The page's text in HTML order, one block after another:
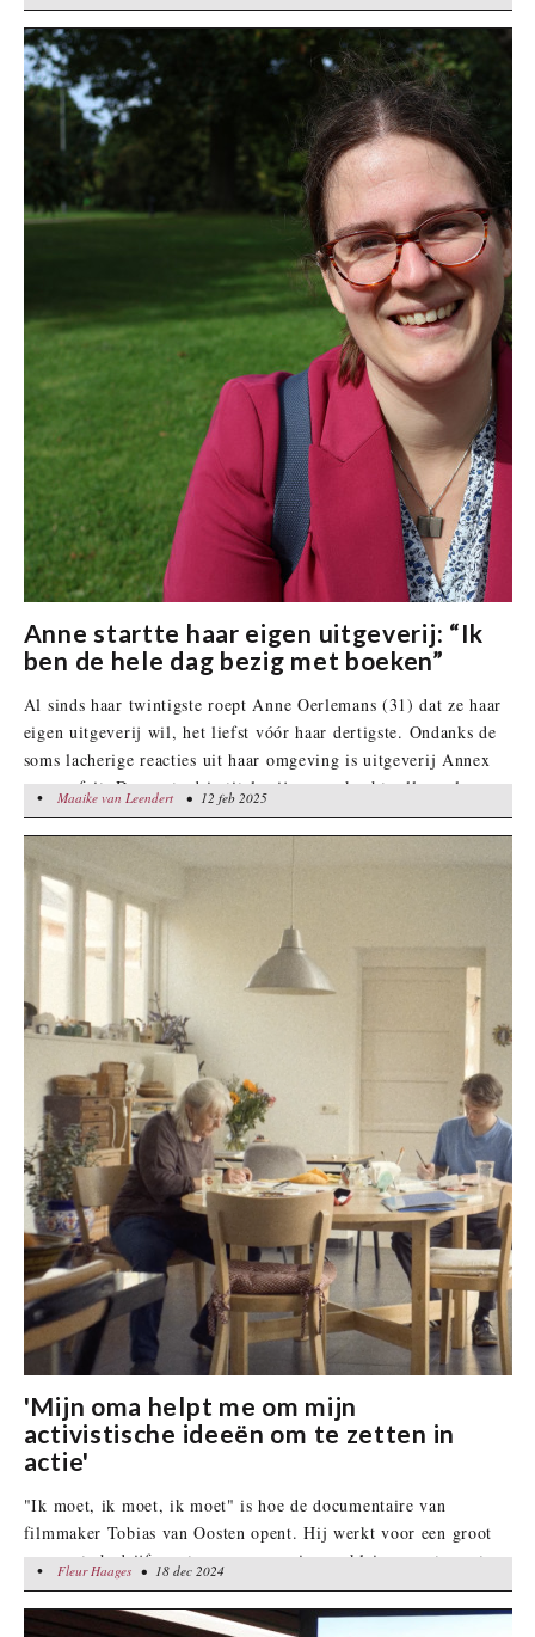
literaire salons en kunstenaarscollectieven.Miu Miu is een
Italiaans high-end modemerk en tevens het hippe zusje van
Prada. Vorige zomer organiseerde Miu Miu al Summer Reads-
pop ups in wereldsteden zoals New York en Seoul, waar gratis
boeken geselecteerd door niemand minder dan Miuccia Prada
zelf werden uitgedeeld. Lezen lijkt in de lift te zitten en
boekenclubs zijn hier geen uitzondering op. Ik belde met
Linda Massi—oprichter van de Difficult Women Book Club
(DWBC)—en Hannah Terry—chapter head in Den Haag—en
sprak over de oprichting van de feministische boekenclub, het
verlangen naar verbinding in de digitale wereld en de waarde
van een plek waar je vrijuit kunt praten.
Anne startte haar eigen uitgeverij: “Ik
ben de hele dag bezig met boeken”
Al sinds haar twintigste roept Anne Oerlemans (31) dat ze haar
eigen uitgeverij wil, het liefst vóór haar dertigste. Ondanks de
soms lacherige reacties uit haar omgeving is uitgeverij Annex
nu een feit. De eerste drie titels zijn aangekocht, allemaal van
vrouwelijke auteurs. “Ik
Maaike van Leendert• 12 feb 2025
•Maaike van Leendert • 12 feb 2025
'Mijn oma helpt me om mijn
activistische ideeën om te zetten in
actie'
"Ik moet, ik moet, ik moet" is hoe de documentaire van
filmmaker Tobias van Oosten opent. Hij werkt voor een groot
corporate bedrijf, gaat samenwonen in een klein appartement
in de Jordaan en verwacht dat dit hem allemaal gelukkig gaat
maken. Maar uiteindelijk merkt hij dat het bedrijf waar hij
Fleur Haages• 18 dec 2024
•Fleur Haages • 18 dec 2024